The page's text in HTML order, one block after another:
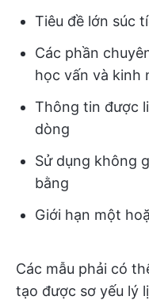
Tiêu đề lớn súc
Các phần
học vấn và kinh
Thông tin được
dòng
Sử dụng không
bằng
Giới hạn một
Các mẫu phải có
tạo được sơ yếu lý